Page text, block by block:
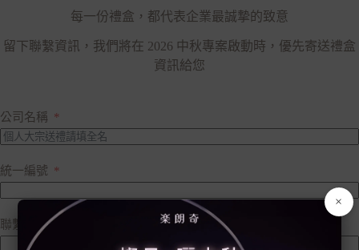
每一份禮盒，都代表企業最誠摯的致意
留下聯繫資訊，我們將在 2026 中秋專案啟動時，優先寄送禮盒
資訊給您
公司名稱
統一編號
聯繫姓名
×